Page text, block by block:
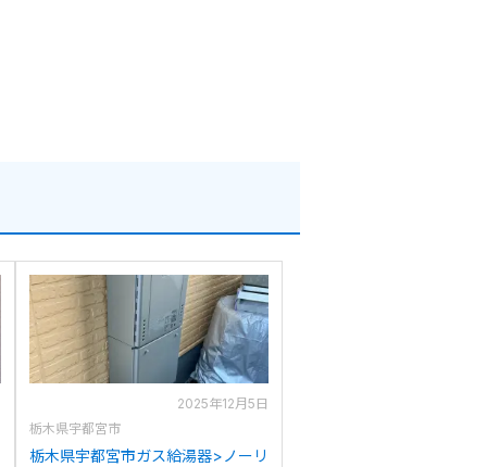
2025年12月5日
栃木県宇都宮市
栃木県宇都宮市ガス給湯器>ノーリ